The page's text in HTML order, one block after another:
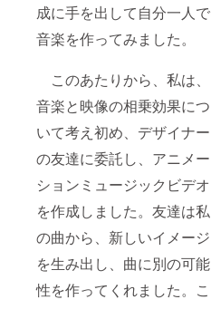
成に手を出して自分一人で
音楽を作ってみました。
このあたりから、私は、
音楽と映像の相乗効果につ
いて考え初め、デザイナー
の友達に委託し、アニメー
ションミュージックビデオ
を作成しました。友達は私
の曲から、新しいイメージ
を生み出し、曲に別の可能
性を作ってくれました。こ